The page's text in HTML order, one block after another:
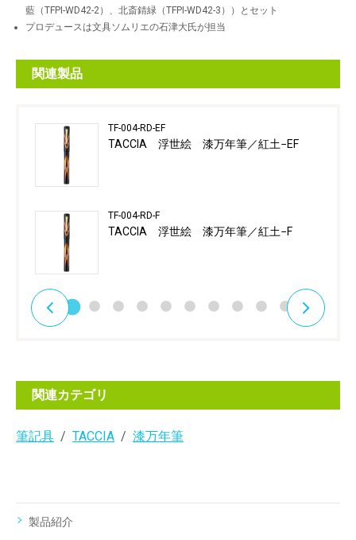
藍（TFPI-WD42-2）、北斎錆緑（TFPI-WD42-3））とセット
プロデュースは文具ソムリエの石津大氏が担当
関連製品
TF-004-RD-EF
TACCIA 浮世絵 漆万年筆／紅土−EF
TF-004-RD-F
TACCIA 浮世絵 漆万年筆／紅土−F
関連カテゴリ
筆記具 TACCIA 漆万年筆
製品紹介